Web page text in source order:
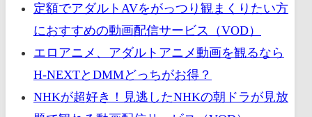
定額でアダルトAVをがっつり観まくりたい方
におすすめの動画配信サービス（VOD）
エロアニメ、アダルトアニメ動画を観るなら
H-NEXTとDMMどっちがお得？
NHKが超好き！見逃したNHKの朝ドラが見放